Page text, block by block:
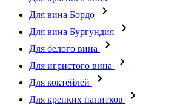
Для вина Бордо
Для вина Бургундия
Для белого вина
Для игристого вина
Для коктейлей
Для крепких напитков